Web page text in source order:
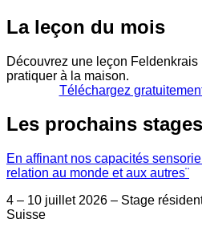
La leçon du mois
Découvrez une leçon
pratiquer à la maison.
Téléchargez
Les prochains stages
En affinant nos capacités
relation au monde et aux autres¨
4 – 10 juillet 2026 – Stage
Suisse